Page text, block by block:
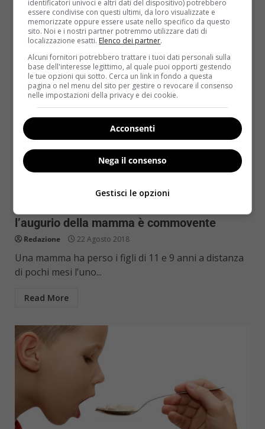
Read More
l’augurio della mamma è commovente
Redazione 22 Agosto 2018
Una mamma ha perso i figli di 11 e 9 anni a distanza
di pochi mesi l’uno...
Read More
identificatori univoci e altri dati del dispositivo) potrebbero
essere condivise con questi ultimi, da loro visualizzate e
memorizzate oppure essere usate nello specifico da questo
sito. Noi e i nostri partner potremmo utilizzare dati di
localizzazione esatti. Elenco dei partner.
Alcuni fornitori potrebbero trattare i tuoi dati personali sulla
base dell'interesse legittimo, al quale puoi opporti gestendo
le tue opzioni qui sotto. Cerca un link in fondo a questa
pagina o nel menu del sito per gestire o revocare il consenso
nelle impostazioni della privacy e dei cookie.
Acconsenti
Nega il consenso
Gestisci le opzioni